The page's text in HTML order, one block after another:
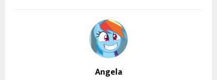
Angela